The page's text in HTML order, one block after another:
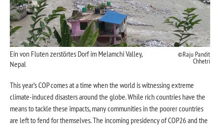
Ein von Fluten zerstörtes Dorf im Melamchi Valley,
Nepal
Raju Pandit
Chhetri
This year’s COP comes at a time when the world is witnessing extreme
climate-induced disasters around the globe. While rich countries have the
means to tackle these impacts, many communities in the poorer countries
are left to fend for themselves. The incoming presidency of COP26 and the